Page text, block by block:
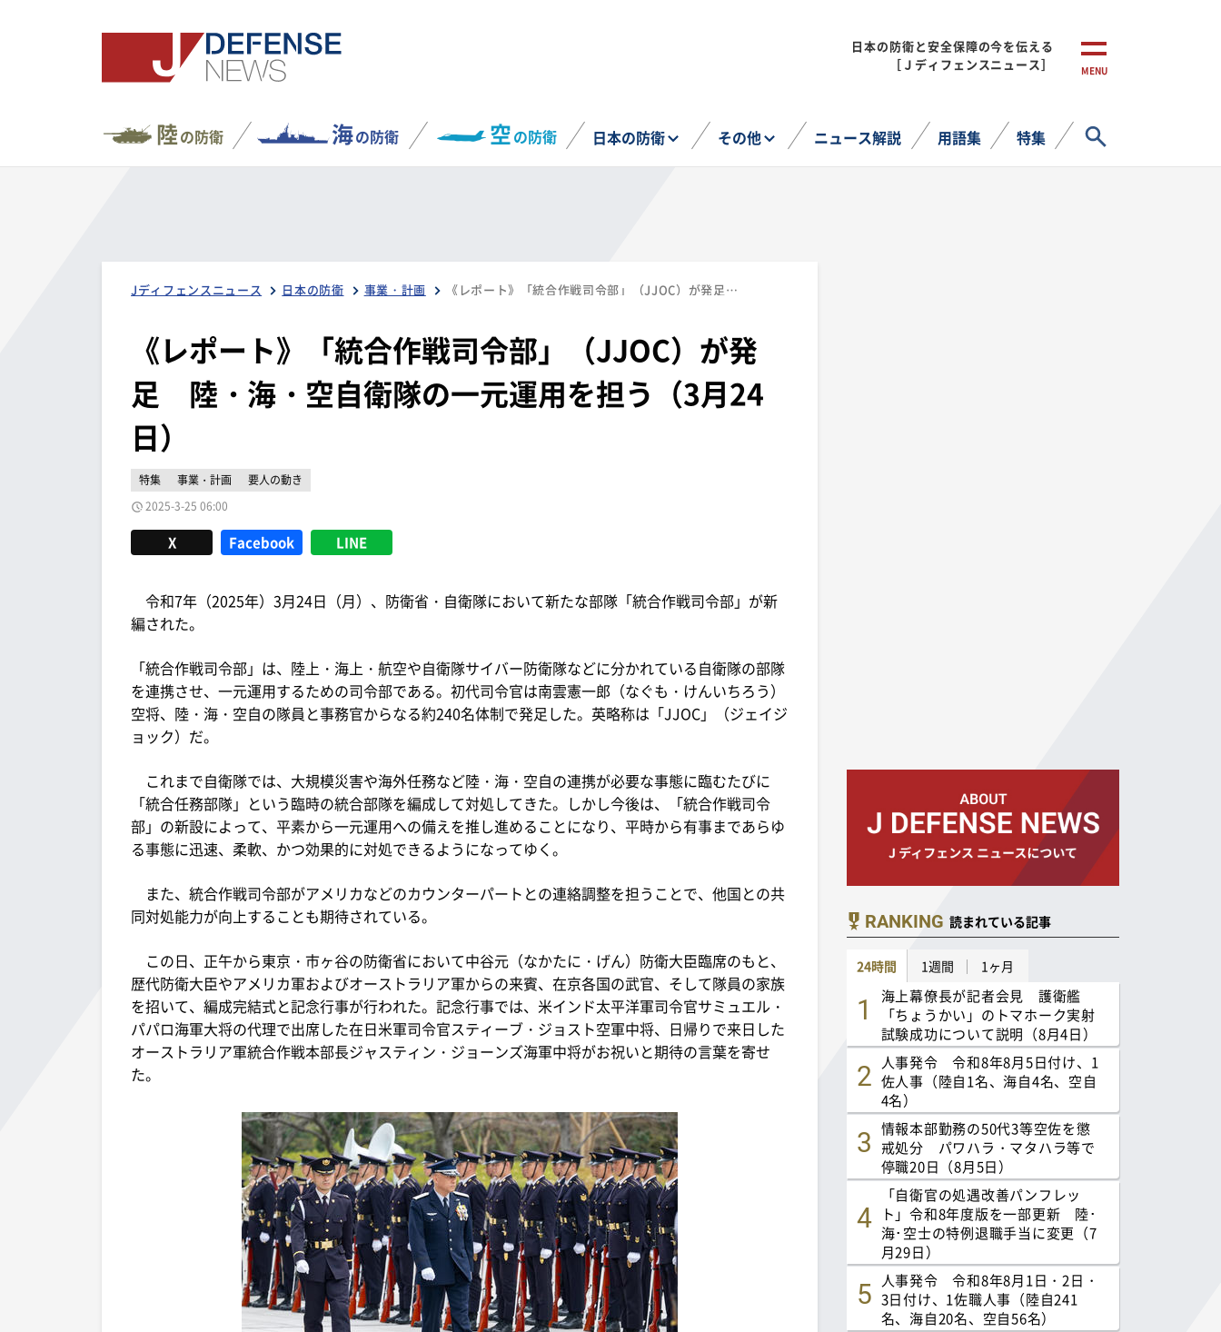
日本の防衛と安全保障の今を伝える
［Ｊディフェンスニュース］
MENU
陸の防衛 海の防衛 空の防衛 日本の防衛 その他 ニュース解説 用語集 特集
Jディフェンスニュース 日本の防衛 事業・計画 《レポート》「統合作戦司令部」（JJOC）が発足 陸・海・空自衛隊の一元運用を担う（3月24日）
《レポート》「統合作戦司令部」（JJOC）が発
足 陸・海・空自衛隊の一元運用を担う（3月24
日）
特集 事業・計画
要人の動き
2025-3-25 06:00
X Facebook LINE
令和7年（2025年）3月24日（月）、防衛省・自衛隊において新たな部隊「統合作戦司令部」が新
編された。
「統合作戦司令部」は、陸上・海上・航空や自衛隊サイバー防衛隊などに分かれている自衛隊の部隊
を連携させ、一元運用するための司令部である。初代司令官は南雲憲一郎（なぐも・けんいちろう）
空将、陸・海・空自の隊員と事務官からなる約240名体制で発足した。英略称は「JJOC」（ジェイジ
ョック）だ。
これまで自衛隊では、大規模災害や海外任務など陸・海・空自の連携が必要な事態に臨むたびに
「統合任務部隊」という臨時の統合部隊を編成して対処してきた。しかし今後は、「統合作戦司令
部」の新設によって、平素から一元運用への備えを推し進めることになり、平時から有事まであらゆ
る事態に迅速、柔軟、かつ効果的に対処できるようになってゆく。
また、統合作戦司令部がアメリカなどのカウンターパートとの連絡調整を担うことで、他国との共
同対処能力が向上することも期待されている。
この日、正午から東京・市ヶ谷の防衛省において中谷元（なかたに・げん）防衛大臣臨席のもと、
歴代防衛大臣やアメリカ軍およびオーストラリア軍からの来賓、在京各国の武官、そして隊員の家族
を招いて、編成完結式と記念行事が行われた。記念行事では、米インド太平洋軍司令官サミュエル・
パパロ海軍大将の代理で出席した在日米軍司令官スティーブ・ジョスト空軍中将、日帰りで来日した
オーストラリア軍統合作戦本部長ジャスティン・ジョーンズ海軍中将がお祝いと期待の言葉を寄せ
た。
RANKING 読まれている記事
24時間 1週間 1ヶ月
海上幕僚長が記者会見 護衛艦
「ちょうかい」のトマホーク実射
試験成功について説明（8月4日）
人事発令 令和8年8月5日付け、1
佐人事（陸自1名、海自4名、空自
4名）
情報本部勤務の50代3等空佐を懲
戒処分 パワハラ・マタハラ等で
停職20日（8月5日）
「自衛官の処遇改善パンフレッ
ト」令和8年度版を一部更新 陸･
海･空士の特例退職手当に変更（7
月29日）
人事発令 令和8年8月1日・2日・
3日付け、1佐職人事（陸自241
名、海自20名、空自56名）